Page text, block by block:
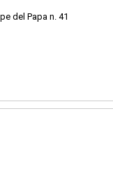
del Papa n. 41